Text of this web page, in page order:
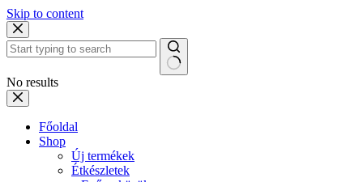
Skip to content
No results
Főoldal
Shop
Új termékek
Étkészletek